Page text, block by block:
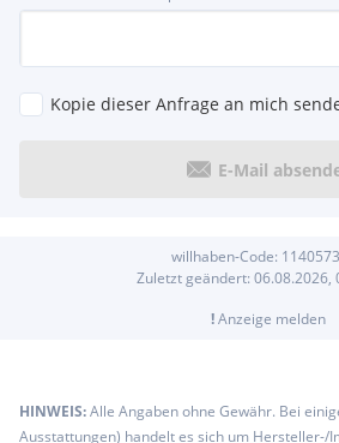
Kopie dieser Anfrage an mich
E-Mail
willhaben-Code:
Zuletzt geändert: 06.08.2026,
!Anzeige melden
HINWEIS:Alle Angaben ohne Gewähr. Bei
Ausstattungen) handelt es sich um Hersteller-/